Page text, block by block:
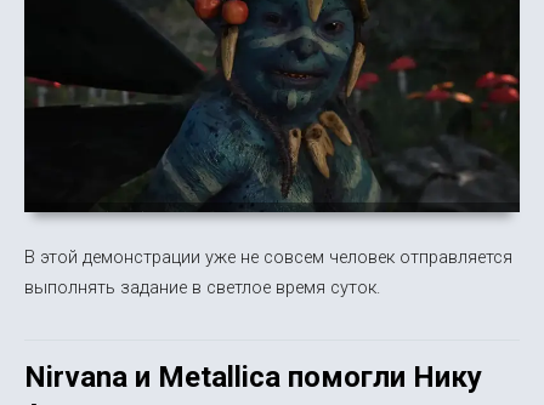
В этой демонстрации уже не совсем человек отправляется
выполнять задание в светлое время суток.
Nirvana и Metallica помогли Нику